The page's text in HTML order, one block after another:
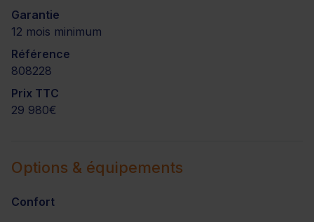
Garantie
12 mois minimum
Référence
808228
Prix TTC
29 980€
Options & équipements
Confort